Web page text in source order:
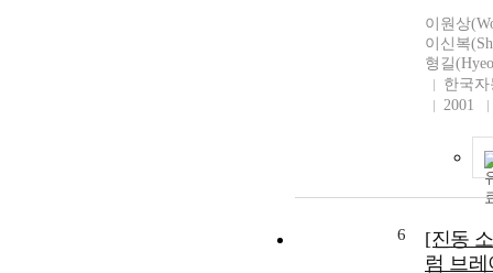
이원상
이신복
형길
한국
2001
6
[진동
럼 브